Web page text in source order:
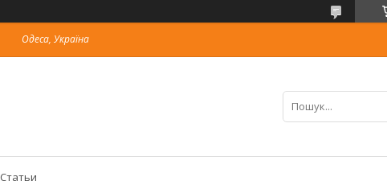
Одеса, Україна
Статьи